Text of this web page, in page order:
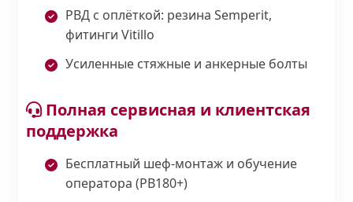
РВД с оплёткой: резина Semperit,
фитинги Vitillo
Усиленные стяжные и анкерные болты
Полная сервисная и клиентская
поддержка
Бесплатный шеф-монтаж и обучение
оператора (PB180+)